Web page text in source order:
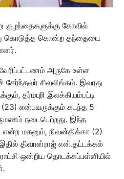
குழந்தைகளுக்கு கோவில்
கொடுத்த கொன்ற தந்தையை
அருகே உள்ள
சிவலிங்கம். இவரது
தர்மபுரி இலக்கியம்பட்டி
என்பவருக்கும் கடந்த 5
நடைபெற்றது. இந்த
என்ற மகனும், நிவன்திக்கா (2)
திவான்ராஜ் என்.தட்டக்கல்
ஒன்றிய தொடக்கப்பள்ளியில்